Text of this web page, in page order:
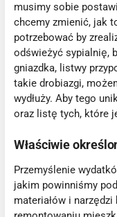
musimy sobie
chcemy zmienić, jak
potrzebować by
odświeżyć sypialnię,
gniazdka, listwy
takie drobiazgi,
wydłuży. Aby tego
oraz listę tych, które
Właściwie
Przemyślenie
jakim powinniśmy
materiałów i